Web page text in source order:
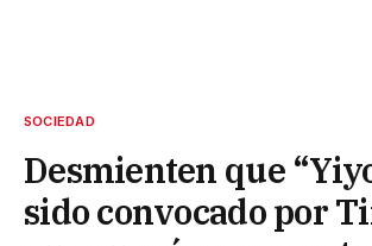
SOCIEDAD
Desmienten que
sido convocado por